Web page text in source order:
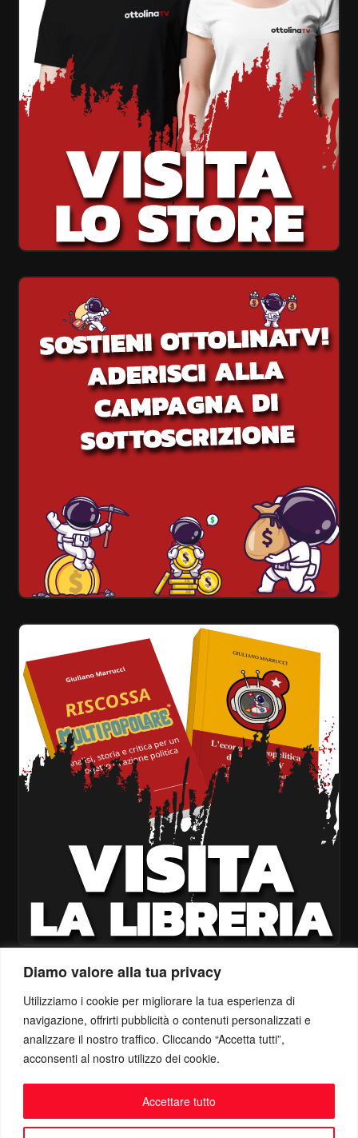
Diamo valore alla tua privacy
Utilizziamo i cookie per migliorare la tua esperienza di
navigazione, offrirti pubblicità o contenuti personalizzati e
analizzare il nostro traffico. Cliccando “Accetta tutti”,
acconsenti al nostro utilizzo dei cookie.
Accettare tutto